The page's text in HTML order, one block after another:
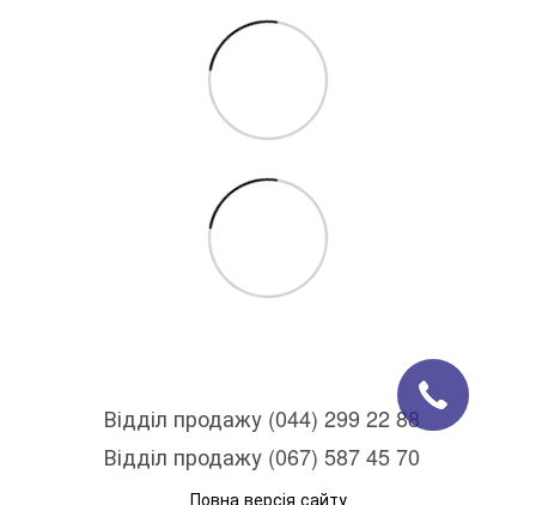
Відділ продажу (044) 299 22 88
Відділ продажу (067) 587 45 70
Повна версія сайту